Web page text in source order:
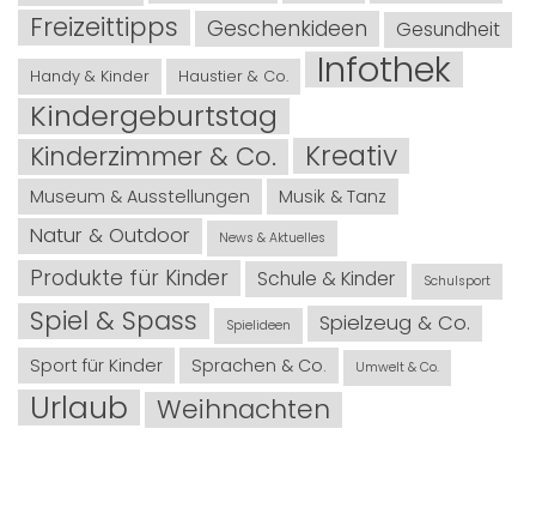
Freizeittipps Geschenkideen Gesundheit
Handy & Kinder Haustier & Co. Infothek
Kindergeburtstag
Kinderzimmer & Co. Kreativ
Museum & Ausstellungen Musik & Tanz
Natur & Outdoor News & Aktuelles
Produkte für Kinder Schule & Kinder Schulsport
Spiel & Spass Spielideen Spielzeug & Co.
Sport für Kinder Sprachen & Co. Umwelt & Co.
Urlaub Weihnachten